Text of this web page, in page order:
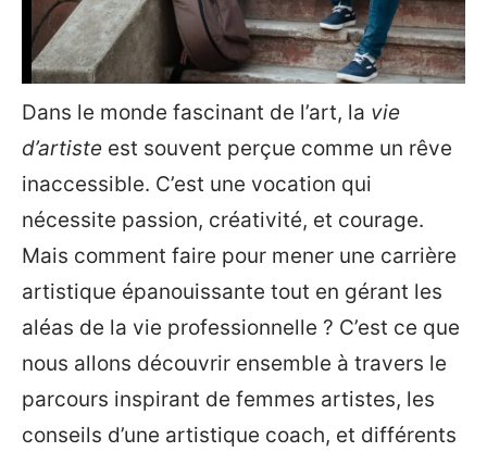
Dans le monde fascinant de l’art, la vie
d’artiste est souvent perçue comme un rêve
inaccessible. C’est une vocation qui
nécessite passion, créativité, et courage.
Mais comment faire pour mener une carrière
artistique épanouissante tout en gérant les
aléas de la vie professionnelle ? C’est ce que
nous allons découvrir ensemble à travers le
parcours inspirant de femmes artistes, les
conseils d’une artistique coach, et différents